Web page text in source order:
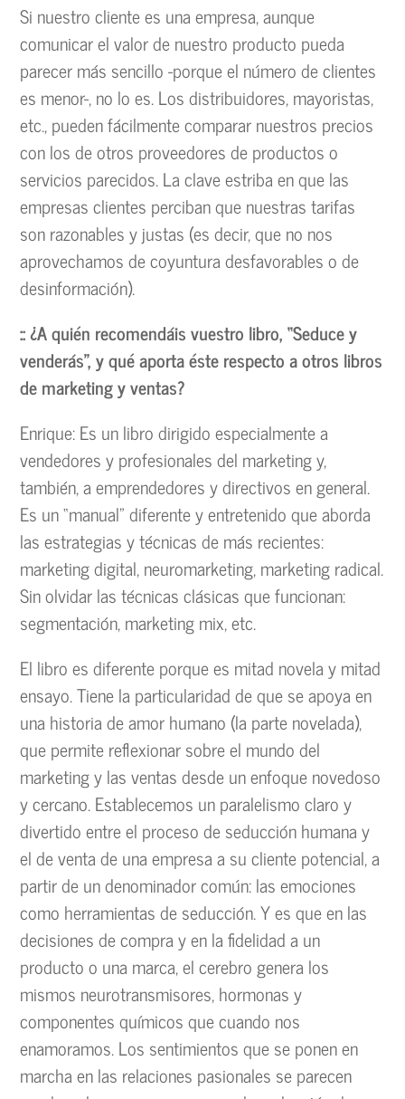
Si nuestro cliente es una empresa, aunque
comunicar el valor de nuestro producto pueda
parecer más sencillo -porque el número de clientes
es menor-, no lo es. Los distribuidores, mayoristas,
etc., pueden fácilmente comparar nuestros precios
con los de otros proveedores de productos o
servicios parecidos. La clave estriba en que las
empresas clientes perciban que nuestras tarifas
son razonables y justas (es decir, que no nos
aprovechamos de coyuntura desfavorables o de
desinformación).
:: ¿A quién recomendáis vuestro libro, “Seduce y
venderás”, y qué aporta éste respecto a otros libros
de marketing y ventas?
Enrique: Es un libro dirigido especialmente a
vendedores y profesionales del marketing y,
también, a emprendedores y directivos en general.
Es un “manual” diferente y entretenido que aborda
las estrategias y técnicas de más recientes:
marketing digital, neuromarketing, marketing radical.
Sin olvidar las técnicas clásicas que funcionan:
segmentación, marketing mix, etc.
El libro es diferente porque es mitad novela y mitad
ensayo. Tiene la particularidad de que se apoya en
una historia de amor humano (la parte novelada),
que permite reflexionar sobre el mundo del
marketing y las ventas desde un enfoque novedoso
y cercano. Establecemos un paralelismo claro y
divertido entre el proceso de seducción humana y
el de venta de una empresa a su cliente potencial, a
partir de un denominador común: las emociones
como herramientas de seducción. Y es que en las
decisiones de compra y en la fidelidad a un
producto o una marca, el cerebro genera los
mismos neurotransmisores, hormonas y
componentes químicos que cuando nos
enamoramos. Los sentimientos que se ponen en
marcha en las relaciones pasionales se parecen